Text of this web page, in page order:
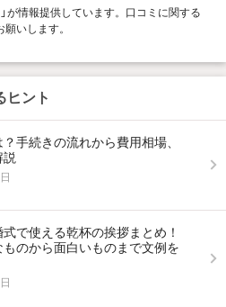
」が情報提供しています。口コミに関する
願いします。
ヒント
手続きの流れから費用相場、
で使える乾杯の挨拶まとめ！
ものから面白いものまで文例を